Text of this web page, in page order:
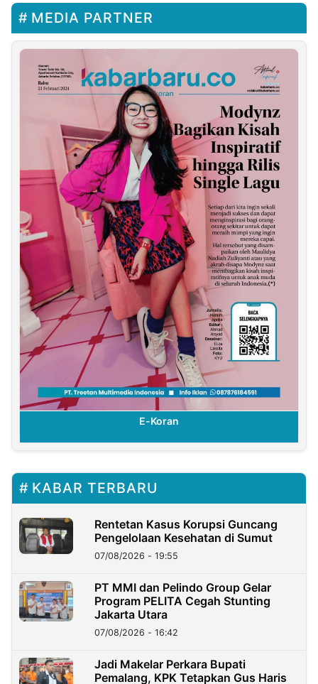
MEDIA PARTNER
E-Koran
KABAR TERBARU
Rentetan Kasus Korupsi Guncang
Pengelolaan Kesehatan di Sumut
07/08/2026 - 19:55
PT MMI dan Pelindo Group Gelar
Program PELITA Cegah Stunting
Jakarta Utara
07/08/2026 - 16:42
Jadi Makelar Perkara Bupati
Pemalang, KPK Tetapkan Gus Haris